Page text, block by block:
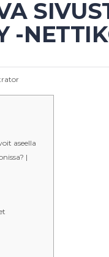
-
aseella
|